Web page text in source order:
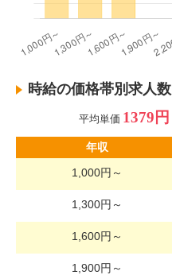
時給の価格帯別求人数
平均単価 1379円
年収
1,000円～
1,300円～
1,600円～
1,900円～